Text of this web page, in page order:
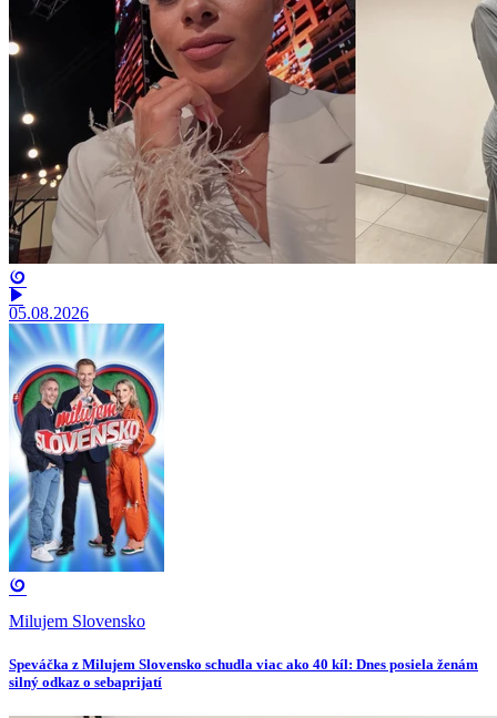
05.08.2026
Milujem Slovensko
Speváčka z Milujem Slovensko schudla viac ako 40 kíl: Dnes posiela ženám
silný odkaz o sebaprijatí